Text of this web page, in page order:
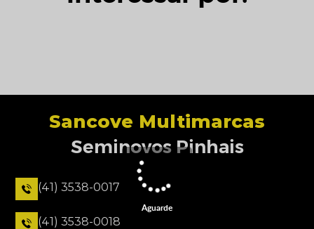
Sancove Multimarcas
Seminovos Pinhais
(41) 3538-0017
(41) 3538-0018
Aguarde